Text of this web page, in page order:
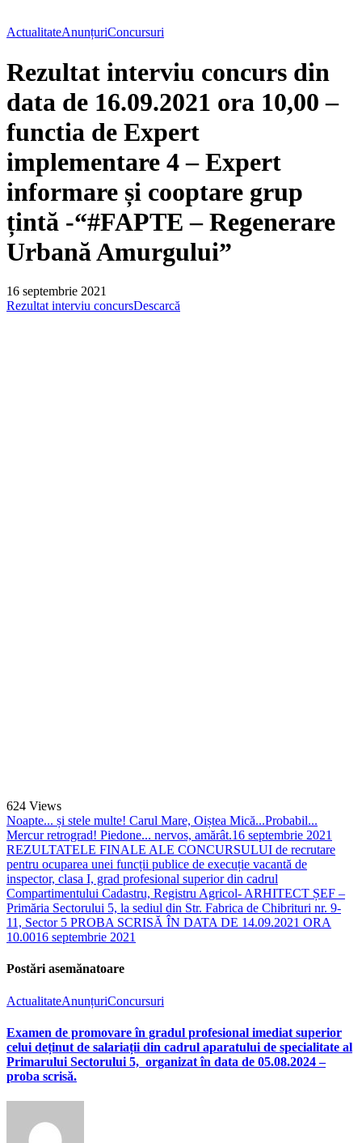
ActualitateAnunțuriConcursuri
Rezultat interviu concurs din
data de 16.09.2021 ora 10,00 –
functia de Expert
implementare 4 – Expert
informare și cooptare grup
țintă -“#FAPTE – Regenerare
Urbană Amurgului”
16 septembrie 2021
Rezultat interviu concursDescarcă
624 Views
Noapte... și stele multe! Carul Mare, Oiștea Mică...Probabil...
Mercur retrograd! Piedone... nervos, amărât.16 septembrie 2021
REZULTATELE FINALE ALE CONCURSULUI de recrutare
pentru ocuparea unei funcții publice de execuție vacantă de
inspector, clasa I, grad profesional superior din cadrul
Compartimentului Cadastru, Registru Agricol- ARHITECT ȘEF –
Primăria Sectorului 5, la sediul din Str. Fabrica de Chibrituri nr. 9-
11, Sector 5 PROBA SCRISĂ ÎN DATA DE 14.09.2021 ORA
10.0016 septembrie 2021
Postări asemănatoare
ActualitateAnunțuriConcursuri
Examen de promovare în gradul profesional imediat superior
celui deținut de salariații din cadrul aparatului de specialitate al
Primarului Sectorului 5, organizat în data de 05.08.2024 –
proba scrisă.